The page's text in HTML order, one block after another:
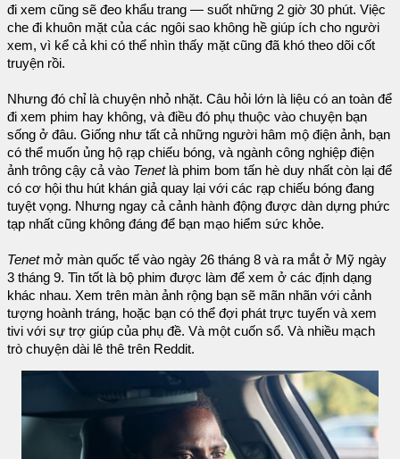
đi xem cũng sẽ đeo khẩu trang — suốt những 2 giờ 30 phút. Việc
che đi khuôn mặt của các ngôi sao không hề giúp ích cho người
xem, vì kể cả khi có thể nhìn thấy mặt cũng đã khó theo dõi cốt
truyện rồi.
Nhưng đó chỉ là chuyện nhỏ nhặt. Câu hỏi lớn là liệu có an toàn để
đi xem phim hay không, và điều đó phụ thuộc vào chuyện bạn
sống ở đâu. Giống như tất cả những người hâm mộ điện ảnh, bạn
có thể muốn ủng hộ rạp chiếu bóng, và ngành công nghiệp điện
ảnh trông cậy cả vào Tenet là phim bom tấn hè duy nhất còn lại để
có cơ hội thu hút khán giả quay lại với các rạp chiếu bóng đang
tuyệt vọng. Nhưng ngay cả cảnh hành động được dàn dựng phức
tạp nhất cũng không đáng để bạn mạo hiểm sức khỏe.
Tenet mở màn quốc tế vào ngày 26 tháng 8 và ra mắt ở Mỹ ngày
3 tháng 9. Tin tốt là bộ phim được làm để xem ở các định dạng
khác nhau. Xem trên màn ảnh rộng bạn sẽ mãn nhãn với cảnh
tượng hoành tráng, hoặc bạn có thể đợi phát trực tuyến và xem
tivi với sự trợ giúp của phụ đề. Và một cuốn sổ. Và nhiều mạch
trò chuyện dài lê thê trên Reddit.